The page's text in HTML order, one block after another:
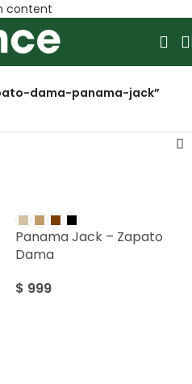
content
dama-panama-jack”
Panama Jack – Zapato
Dama
$ 999